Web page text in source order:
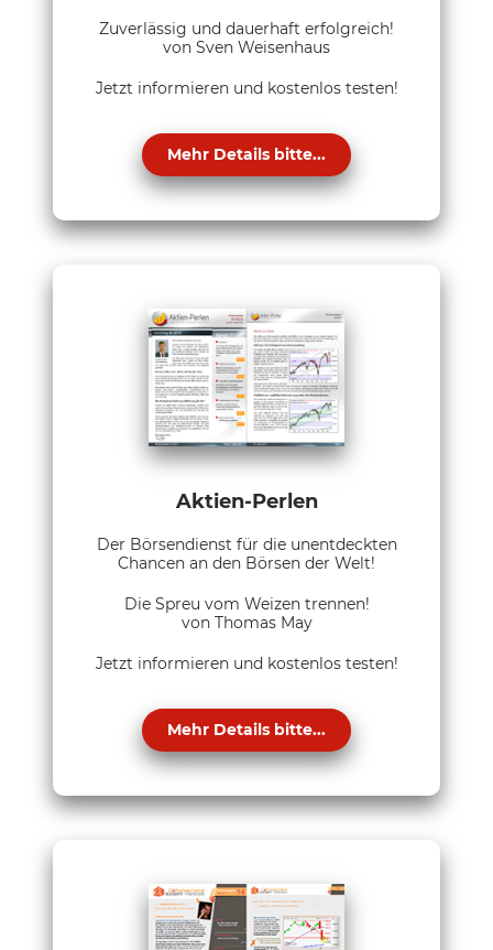
Zuverlässig und dauerhaft erfolgreich!
von Sven Weisenhaus
Jetzt informieren und kostenlos testen!
Mehr Details bitte...
Aktien-Perlen
Der Börsendienst für die unentdeckten
Chancen an den Börsen der Welt!
Die Spreu vom Weizen trennen!
von Thomas May
Jetzt informieren und kostenlos testen!
Mehr Details bitte...